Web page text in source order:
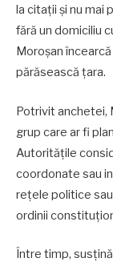
la citații și nu
fără un domiciliu
Moroșan
părăsească țara.
Potrivit anchetei,
grup care ar fi
Autoritățile
coordonate sau
rețele politice
ordinii
Între timp,